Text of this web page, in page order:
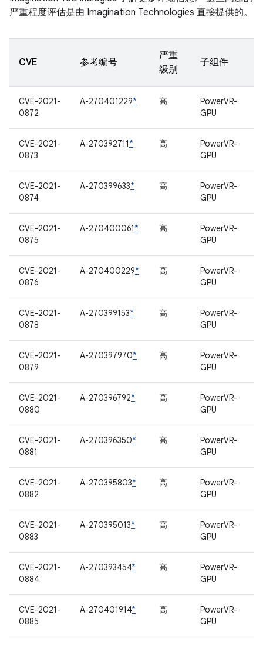
严重程度评估是由 Imagination Technologies 直接提供的。
CVE 参考编号
严重
级别
子组件
CVE-2021-
0872
A-270401229* 高
PowerVR-
GPU
CVE-2021-
0873
A-270392711* 高
PowerVR-
GPU
CVE-2021-
0874
A-270399633* 高
PowerVR-
GPU
CVE-2021-
0875
A-270400061* 高
PowerVR-
GPU
CVE-2021-
0876
A-270400229* 高
PowerVR-
GPU
CVE-2021-
0878
A-270399153* 高
PowerVR-
GPU
CVE-2021-
0879
A-270397970* 高
PowerVR-
GPU
CVE-2021-
0880
A-270396792* 高
PowerVR-
GPU
CVE-2021-
0881
A-270396350* 高
PowerVR-
GPU
CVE-2021-
0882
A-270395803* 高
PowerVR-
GPU
CVE-2021-
0883
A-270395013* 高
PowerVR-
GPU
CVE-2021-
0884
A-270393454* 高
PowerVR-
GPU
CVE-2021-
0885
A-270401914* 高
PowerVR-
GPU